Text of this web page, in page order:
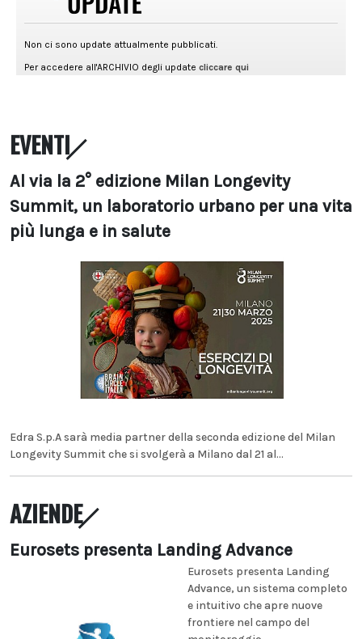
EVENTI
Al via la 2° edizione Milan Longevity
Summit, un laboratorio urbano per una vita
più lunga e in salute
Edra S.p.A sarà media partner della seconda edizione del Milan
Longevity Summit che si svolgerà a Milano dal 21 al...
AZIENDE
Eurosets presenta Landing Advance
Eurosets presenta Landing
Advance, un sistema completo
e intuitivo che apre nuove
frontiere nel campo del